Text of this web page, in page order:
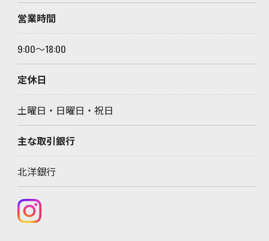
営業時間
9:00～18:00
定休日
土曜日・日曜日・祝日
主な取引銀行
北洋銀行
お問い合わせはこちら